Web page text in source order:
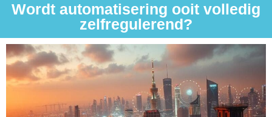
Wordt automatisering ooit volledig
zelfregulerend?